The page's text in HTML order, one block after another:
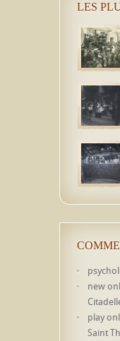
LES
new
play
Saint